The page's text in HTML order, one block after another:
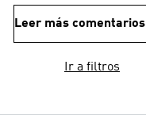
Leer más comentarios
Ir a filtros